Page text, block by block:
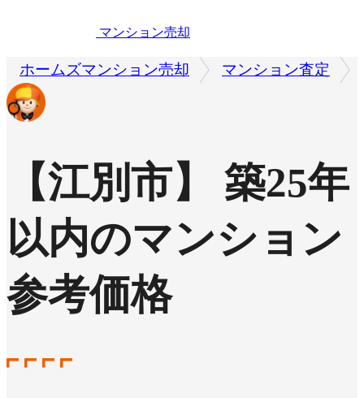
マンション売却
ホームズマンション売却 マンション査定
【江別市】 築25年
以内のマンション
参考価格